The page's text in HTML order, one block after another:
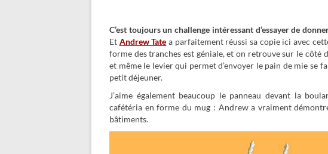
C’est toujours un challenge intéressant d’essayer de
Et Andrew Tate a parfaitement réussi sa copie ici avec
forme des tranches est géniale, et on retrouve sur le
et même le levier qui permet d’envoyer le pain de mie se
petit déjeuner.
J’aime également beaucoup le panneau devant la
cafétéria en forme du mug : Andrew a vraiment
bâtiments.